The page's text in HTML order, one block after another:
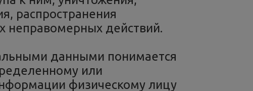
распространения
неправомерных действий.
данными понимается
или
физическому лицу